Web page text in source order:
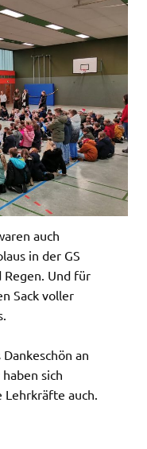
auch
in der GS
Und für
Sack voller
an
sich
auch.